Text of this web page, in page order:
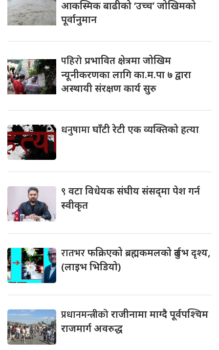
आकस्मिक बाढीको ‘उच्च’ जोखिमको
पूर्वानुमान
पहिरोप्रभावित क्षेत्रमा जोखिम
न्यूनीकरणका लागि का.म.पा ७ द्वारा
अस्थायी संरक्षण कार्य सुरु
धनुषामाघाँटी रेटी एक व्यक्तिको हत्या
९ वटा विधेयक संघीय संसद्‌मा पेश गर्न
स्वीकृत
रातभरफक्रिएको ब्रह्मकमलको दुर्लभ दृश्य,
(लाइभ भिडियो)
प्रधानमन्त्रीकोराजीनामा माग्दै पूर्वपश्चिम
राजमार्ग अवरुद्ध